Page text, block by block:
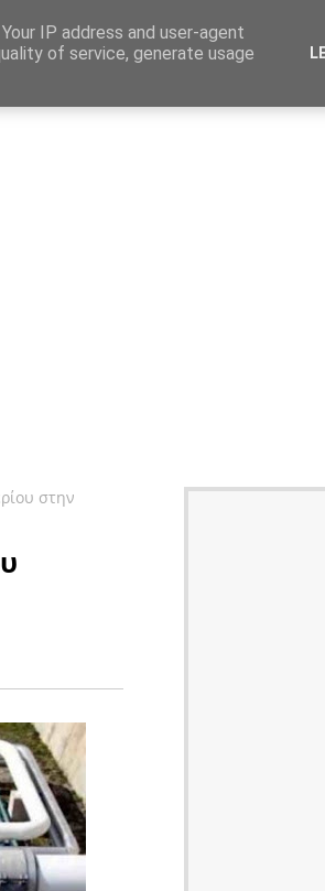
στην
IP address and user-agent
of service, generate usage